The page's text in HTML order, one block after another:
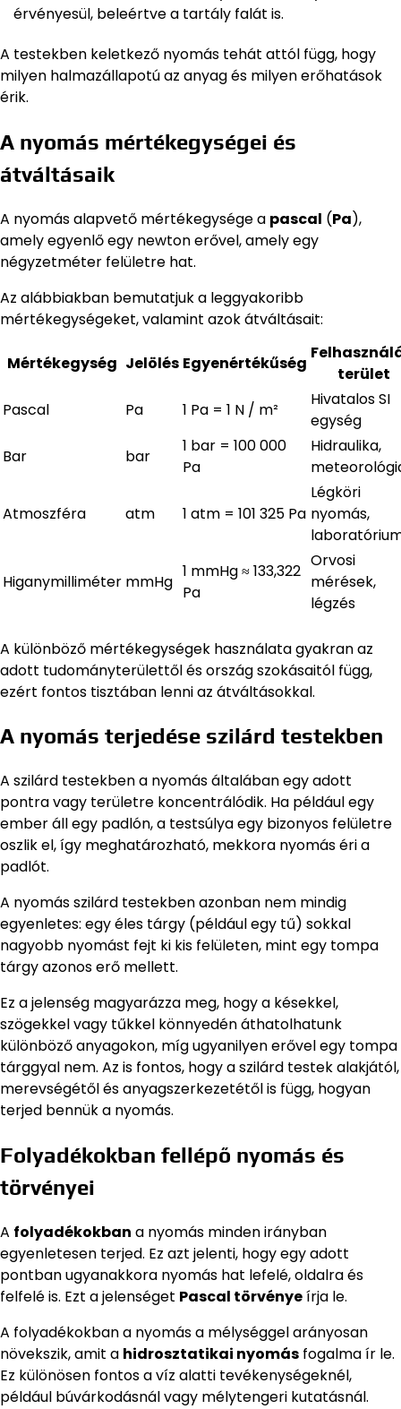
érvényesül, beleértve a tartály falát is.
A testekben keletkező nyomás tehát attól függ, hogy
milyen halmazállapotú az anyag és milyen erőhatások
érik.
A nyomás mértékegységei és
átváltásaik
A nyomás alapvető mértékegysége a pascal (Pa),
amely egyenlő egy newton erővel, amely egy
négyzetméter felületre hat.
Az alábbiakban bemutatjuk a leggyakoribb
mértékegységeket, valamint azok átváltásait:
Mértékegység Jelölés Egyenértékűség
terület
Pascal
Pa 1 Pa = 1 N / m²
Hivatalos SI
egység
Bar
bar
1 bar = 100 000
Pa
Hidraulika,
Atmoszféra atm 1 atm = 101 325 Pa
Légköri
nyomás,
Higanymilliméter mmHg
1 mmHg ≈ 133,322
Pa
Orvosi
mérések,
légzés
A különböző mértékegységek használata gyakran az
adott tudományterülettől és ország szokásaitól függ,
ezért fontos tisztában lenni az átváltásokkal.
A nyomás terjedése szilárd testekben
A szilárd testekben a nyomás általában egy adott
pontra vagy területre koncentrálódik. Ha például egy
ember áll egy padlón, a testsúlya egy bizonyos felületre
oszlik el, így meghatározható, mekkora nyomás éri a
padlót.
A nyomás szilárd testekben azonban nem mindig
egyenletes: egy éles tárgy (például egy tű) sokkal
nagyobb nyomást fejt ki kis felületen, mint egy tompa
tárgy azonos erő mellett.
Ez a jelenség magyarázza meg, hogy a késekkel,
szögekkel vagy tűkkel könnyedén áthatolhatunk
különböző anyagokon, míg ugyanilyen erővel egy tompa
tárggyal nem. Az is fontos, hogy a szilárd testek alakjától,
merevségétől és anyagszerkezetétől is függ, hogyan
terjed bennük a nyomás.
Folyadékokban fellépő nyomás és
törvényei
A folyadékokban a nyomás minden irányban
egyenletesen terjed. Ez azt jelenti, hogy egy adott
pontban ugyanakkora nyomás hat lefelé, oldalra és
felfelé is. Ezt a jelenséget Pascal törvényeírja le.
A folyadékokban a nyomás a mélységgel arányosan
növekszik, amit a hidrosztatikai nyomás fogalma ír le.
Ez különösen fontos a víz alatti tevékenységeknél,
például búvárkodásnál vagy mélytengeri kutatásnál.